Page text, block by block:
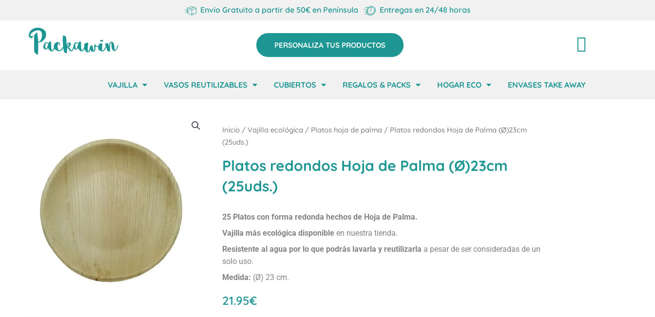
Envío Gratuito a partir de 50€ en Península Entregas en 24/48 horas
PERSONALIZA TUS PRODUCTOS Carrito
VAJILLA VASOS REUTILIZABLES CUBIERTOS REGALOS & PACKS HOGAR ECO ENVASES TAKE AWAY
Inicio / Vajilla ecológica / Platos hoja de palma / Platos redondos Hoja de Palma (Ø)23cm
(25uds.)
Platos redondos Hoja de Palma (Ø)23cm
(25uds.)
25 Platos con forma redonda hechos de Hoja de Palma.
Vajilla más ecológica disponible en nuestra tienda.
Resistente al agua por lo que podrás lavarla y reutilizarla a pesar de ser consideradas de un
solo uso.
Medida: (Ø) 23 cm.
21.95€